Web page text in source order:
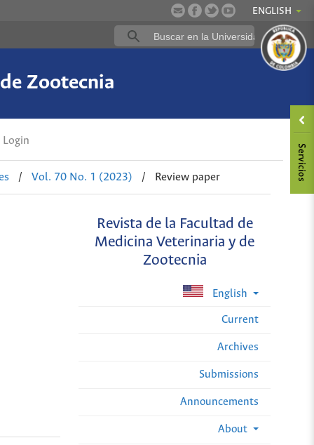
ENGLISH
Zootecnia
Login
/ Vol. 70 No. 1 (2023) / Review paper
Revista de la Facultad de
Medicina Veterinaria y de
Zootecnia
English
Current
Archives
Submissions
Announcements
About